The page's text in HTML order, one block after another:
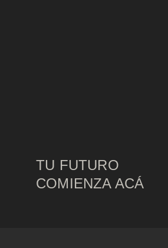
TU FUTURO
COMIENZA ACÁ